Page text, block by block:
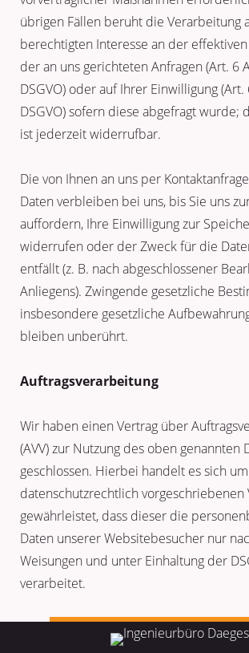
übrigen Fällen beruht die Verarbeitung
berechtigten Interesse an der
der an uns gerichteten Anfragen (Art. 6
DSGVO) oder auf Ihrer Einwilligung (Art.
DSGVO) sofern diese abgefragt wurde;
ist jederzeit widerrufbar.
Die von Ihnen an uns per
Daten verbleiben bei uns, bis Sie uns
auffordern, Ihre Einwilligung zur
widerrufen oder der Zweck für die
entfällt (z. B. nach abgeschlossener
Anliegens). Zwingende gesetzliche
insbesondere gesetzliche
bleiben unberührt.
Auftragsverarbeitung
Wir haben einen Vertrag über
(AVV) zur Nutzung des oben genannten
geschlossen. Hierbei handelt es sich
datenschutzrechtlich vorgeschriebenen
gewährleistet, dass dieser die
Daten unserer Websitebesucher nur
Weisungen und unter Einhaltung der
verarbeitet.